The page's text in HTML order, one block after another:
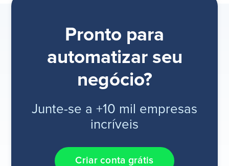
Pronto para
automatizar seu
negócio?
Junte-se a +10 mil empresas
incríveis
Criar conta grátis